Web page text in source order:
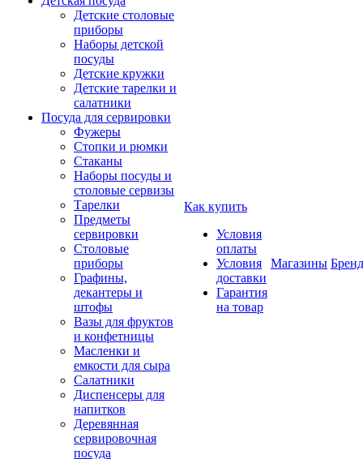
Детские столовые
приборы
Наборы детской
посуды
Детские кружки
Детские тарелки и
салатники
Посуда для сервировки
Фужеры
Стопки и рюмки
Стаканы
Наборы посуды и
столовые сервизы
Тарелки
Предметы
сервировки
Столовые
приборы
Графины,
декантеры и
штофы
Вазы для фруктов
и конфетницы
Масленки и
емкости для сыра
Салатники
Диспенсеры для
напитков
Деревянная
сервировочная
посуда
Как купить
Условия
оплаты
Условия
доставки
Гарантия
на товар
Магазины